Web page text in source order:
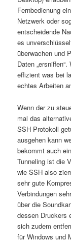
Fernbedienung
Netzwerk oder
entscheidende
es
überwachen und
Daten
effizient was bei
echtes Arbeiten
Wenn der zu
mal das
SSH Protokoll
ausgehen kann
bekommt auch
Tunneling ist die
wie SSH also
sehr gute
Verbindungen
über die
dessen Druckers
sich zudem
für Windows und